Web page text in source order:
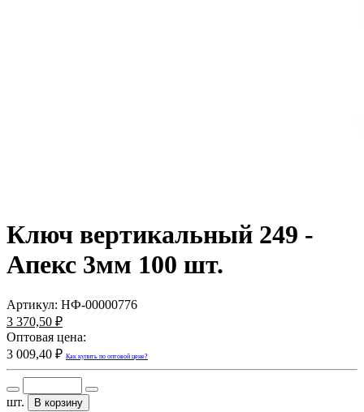
Ключ вертикальный 249 -
Апекс 3мм 100 шт.
Артикул: НФ-00000776
3 370,50 ₽
Оптовая цена:
3 009,40 ₽ Как купить по оптовой цене?
шт. В корзину